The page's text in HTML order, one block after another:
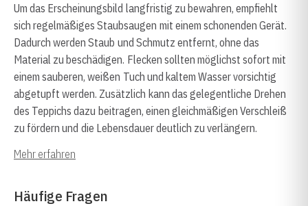
Um das Erscheinungsbild langfristig zu bewahren, empfiehlt
sich regelmäßiges Staubsaugen mit einem schonenden Gerät.
Dadurch werden Staub und Schmutz entfernt, ohne das
Material zu beschädigen. Flecken sollten möglichst sofort mit
einem sauberen, weißen Tuch und kaltem Wasser vorsichtig
abgetupft werden. Zusätzlich kann das gelegentliche Drehen
des Teppichs dazu beitragen, einen gleichmäßigen Verschleiß
zu fördern und die Lebensdauer deutlich zu verlängern.
Mehr erfahren
Häufige Fragen